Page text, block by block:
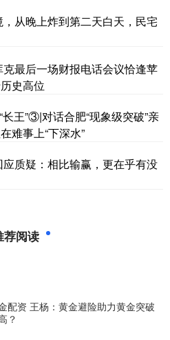
从晚上炸到第二天白天，民宅
最后一场财报电话会议恰逢苹
史高位
王”③|对话合肥“现象级突破”亲
难事上“下深水”
质疑：相比输赢，更在乎有没
荐阅读
配资 王杨：黄金避险助力黄金突破
？